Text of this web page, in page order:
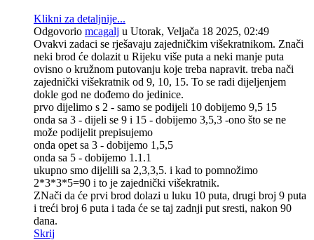
Klikni za detaljnije...
Odgovorio mcagalj u Utorak, Veljača 18 2025, 02:49
Ovakvi zadaci se rješavaju zajedničkim višekratnikom. Znači
neki brod će dolazit u Rijeku više puta a neki manje puta
ovisno o kružnom putovanju koje treba napravit. treba nači
zajednički višekratnik od 9, 10, 15. To se radi dijeljenjem
dokle god ne dođemo do jedinice.
prvo dijelimo s 2 - samo se podijeli 10 dobijemo 9,5 15
onda sa 3 - dijeli se 9 i 15 - dobijemo 3,5,3 -ono što se ne
može podijelit prepisujemo
onda opet sa 3 - dobijemo 1,5,5
onda sa 5 - dobijemo 1.1.1
ukupno smo dijelili sa 2,3,3,5. i kad to pomnožimo
2*3*3*5=90 i to je zajednički višekratnik.
ZNači da će prvi brod dolazi u luku 10 puta, drugi broj 9 puta
i treći broj 6 puta i tada će se taj zadnji put sresti, nakon 90
dana.
Skrij